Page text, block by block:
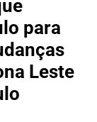
para
Leste